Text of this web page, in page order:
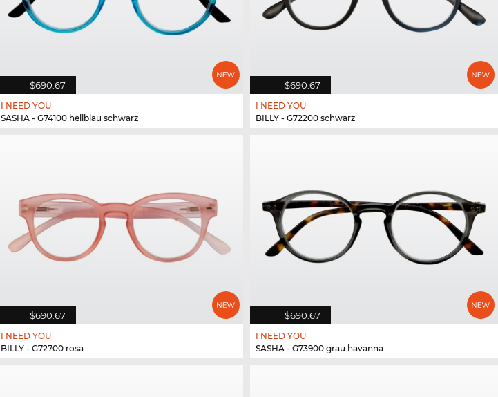
$690.67
I NEED YOU
SASHA - G74100 hellblau schwarz
$690.67
I NEED YOU
BILLY - G72200 schwarz
$690.67
I NEED YOU
BILLY - G72700 rosa
$690.67
I NEED YOU
SASHA - G73900 grau havanna